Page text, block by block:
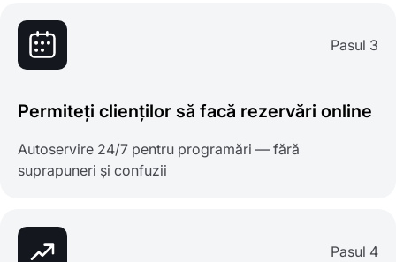
Pasul 3
Permiteți clienților să facă rezervări online
Autoservire 24/7 pentru programări — fără
suprapuneri și confuzii
Pasul 4